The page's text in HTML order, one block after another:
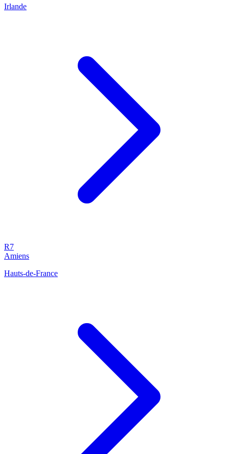
Irlande
R7
Amiens
Hauts-de-France